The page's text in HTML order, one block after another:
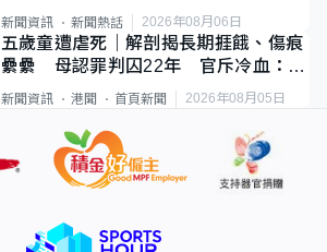
新聞資訊 新聞熱話 2026年08月06日
五歲童遭虐死｜解剖揭長期捱餓、傷痕
纍纍 母認罪判囚22年 官斥冷血：同
類案最惡劣
新聞資訊 港聞 首頁新聞 2026年08月05日